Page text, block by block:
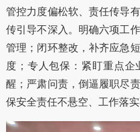
管控力度偏松软、责任传导
传引导不深入。明确六项工
管理；闭环整改，补齐应急
度；专人包保：紧盯重点
醒；严肃问责，倒逼履职尽
保安全责任不悬空、工作落实